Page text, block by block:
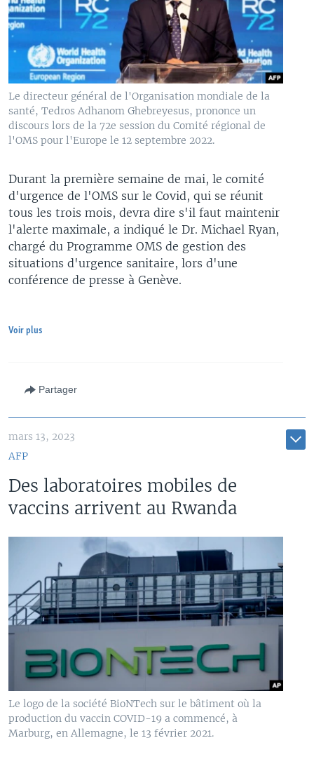
Le directeur général de l'Organisation mondiale de la
santé, Tedros Adhanom Ghebreyesus, prononce un
discours lors de la 72e session du Comité régional de
l'OMS pour l'Europe le 12 septembre 2022.
Durant la première semaine de mai, le comité
d'urgence de l'OMS sur le Covid, qui se réunit
tous les trois mois, devra dire s'il faut maintenir
l'alerte maximale, a indiqué le Dr. Michael Ryan,
chargé du Programme OMS de gestion des
situations d'urgence sanitaire, lors d'une
conférence de presse à Genève.
Voir plus
Partager
mars 13, 2023
AFP
Des laboratoires mobiles de
vaccins arrivent au Rwanda
Le logo de la société BioNTech sur le bâtiment où la
production du vaccin COVID-19 a commencé, à
Marburg, en Allemagne, le 13 février 2021.